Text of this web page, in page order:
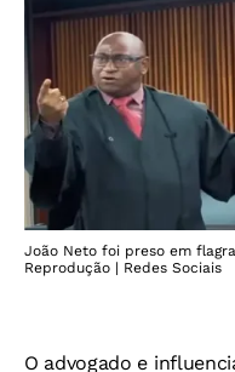
João Neto foi preso em
Reprodução | Redes Sociais
O advogado e